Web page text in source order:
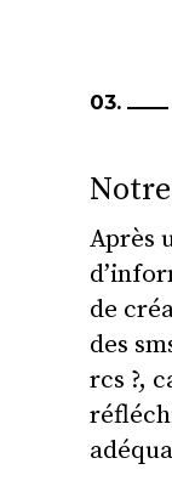
03.
Après
de
des
rcs ?,